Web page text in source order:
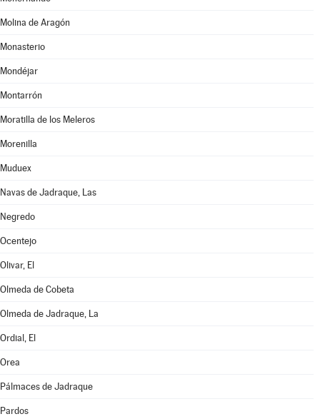
Molina de Aragón
Monasterio
Mondéjar
Montarrón
Moratilla de los Meleros
Morenilla
Muduex
Navas de Jadraque, Las
Negredo
Ocentejo
Olivar, El
Olmeda de Cobeta
Olmeda de Jadraque, La
Ordial, El
Orea
Pálmaces de Jadraque
Pardos